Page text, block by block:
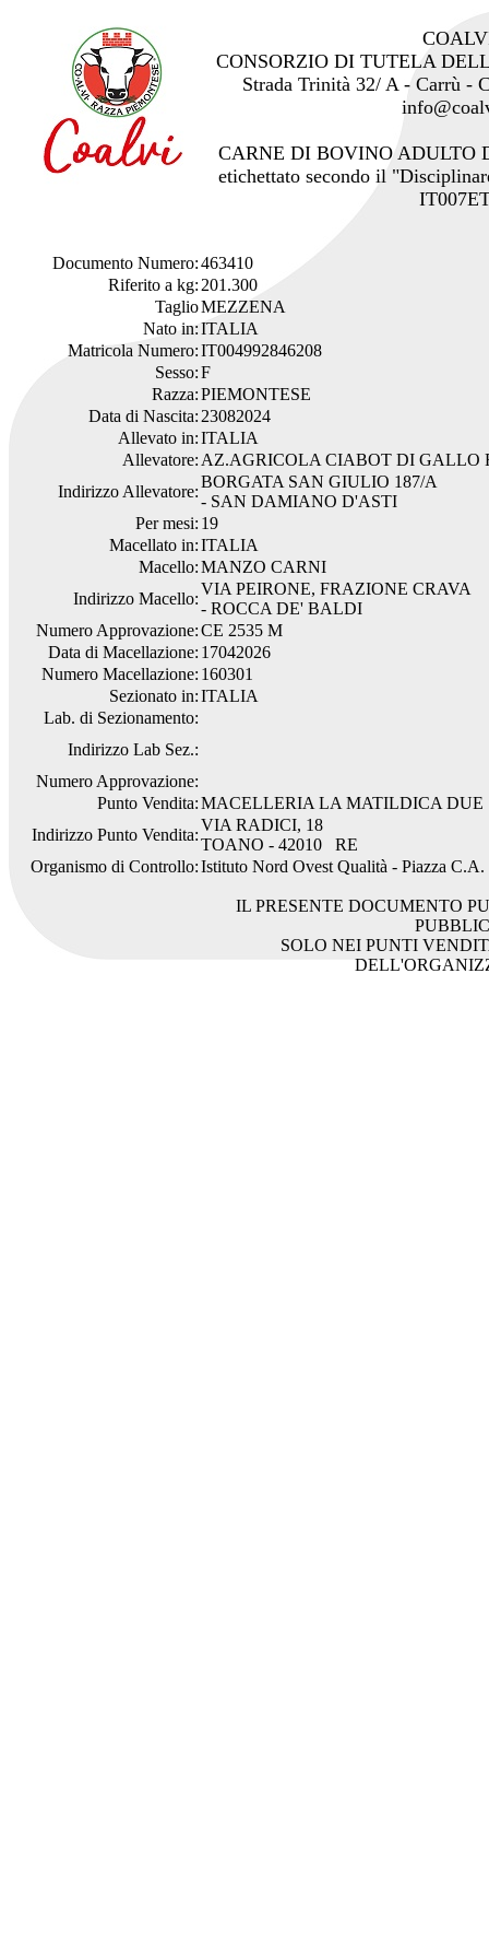
CONSORZIO DI TUTELA
Strada Trinità 32/ A - Carrù -
CARNE DI BOVINO ADULTO
etichettato secondo il
Documento Numero:463410
Riferito a kg: 201.300
TaglioMEZZENA
Nato in:ITALIA
Matricola Numero:IT004992846208
Sesso:F
Razza:PIEMONTESE
Data di Nascita: 23082024
Allevato in:ITALIA
Allevatore: AZ.AGRICOLA CIABOT DI GALLO
Indirizzo Allevatore:
BORGATA SAN GIULIO 187/A
- SAN DAMIANO D'ASTI
Per mesi: 19
Macellato in:ITALIA
Macello:MANZO CARNI
Indirizzo Macello:
VIA PEIRONE, FRAZIONE CRAVA
- ROCCA DE' BALDI
Numero Approvazione:CE 2535 M
Data di Macellazione: 17042026
Numero Macellazione: 160301
Sezionato in:ITALIA
Lab. di Sezionamento:
Indirizzo Lab Sez.:
Numero Approvazione:
Punto Vendita:MACELLERIA LA MATILDICA DUE
Indirizzo Punto Vendita:
VIA RADICI, 18
TOANO - 42010 RE
Organismo di Controllo:Istituto Nord Ovest Qualità - Piazza
IL PRESENTE DOCUMENTO
SOLO NEI PUNTI